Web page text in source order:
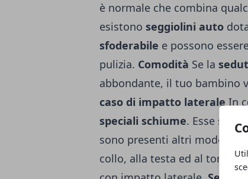
è normale che combina
esistono seggiolini auto
sfoderabile e possono
pulizia. Comodità Se la
abbondante, il tuo bambino
caso di impatto lateraleIn
speciali schiume. Esse sono
sono presenti altri modelli
collo, alla testa ed al torace